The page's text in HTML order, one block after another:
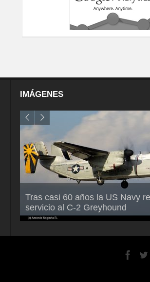
IMÁGENES
Tras casi 60 años la US Navy
servicio al C-2 Greyhound
Air France-KLM anuncia a
Mallet como nuevo Director
para América Latina